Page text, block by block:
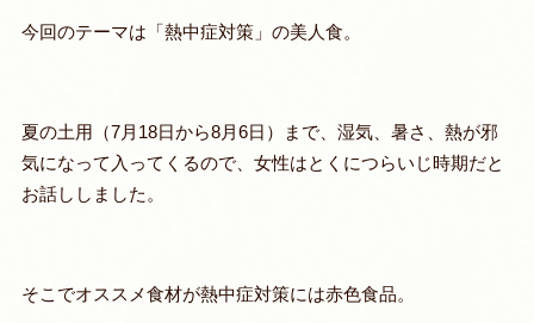
今回のテーマは「熱中症対策」の美人食。
夏の土用（7月18日から8月6日）まで、湿気、暑さ、熱が邪
気になって入ってくるので、女性はとくにつらいじ時期だと
お話ししました。
そこでオススメ食材が熱中症対策には赤色食品。